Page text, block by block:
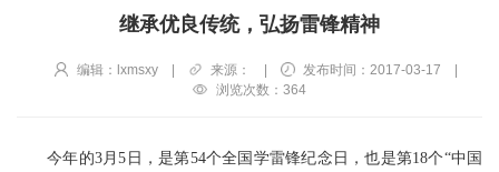
继承优良传统，弘扬雷锋精神
编辑：lxmsxy | 来源： | 发布时间：2017-03-17
|
浏览次数： 364
今年的3月5日，是第54个全国学雷锋纪念日，也是第18个“中国